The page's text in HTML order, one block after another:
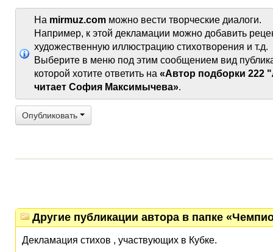
На mirmuz.com можно вести творческие диалоги.
Например, к этой декламации можно добавить
художественную иллюстрацию стихотворения и т.д.
Выберите в меню под этим сообщением вид
которой хотите ответить на «Автор подборки 222
читает София Максимычева».
Опубликовать
Другие публикации автора в папке
Декламация стихов , участвующих в Кубке.